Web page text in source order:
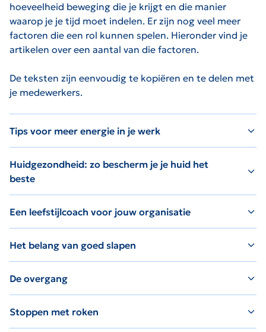
hoeveelheid beweging die je krijgt en die manier
waarop je je tijd moet indelen. Er zijn nog veel meer
factoren die een rol kunnen spelen. Hieronder vind je
artikelen over een aantal van die factoren.
De teksten zijn eenvoudig te kopiëren en te delen met
je medewerkers.
Tips voor meer energie in je werk
Huidgezondheid: zo bescherm je je huid het
beste
Een leefstijlcoach voor jouw organisatie
Het belang van goed slapen
De overgang
Stoppen met roken